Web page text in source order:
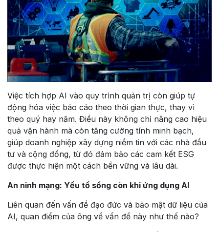
Việc tích hợp AI vào quy trình quản trị còn giúp tự
động hóa việc báo cáo theo thời gian thực, thay vì
theo quý hay năm. Điều này không chỉ nâng cao hiệu
quả vận hành mà còn tăng cường tính minh bạch,
giúp doanh nghiệp xây dựng niềm tin với các nhà đầu
tư và cộng đồng, từ đó đảm bảo các cam kết ESG
được thực hiện một cách bền vững và lâu dài.
An ninh mạng: Yếu tố sống còn khi ứng dụng Al
Liên quan đến vấn đề đạo đức và bảo mật dữ liệu của
AI, quan điểm của ông về vấn đề này như thế nào?